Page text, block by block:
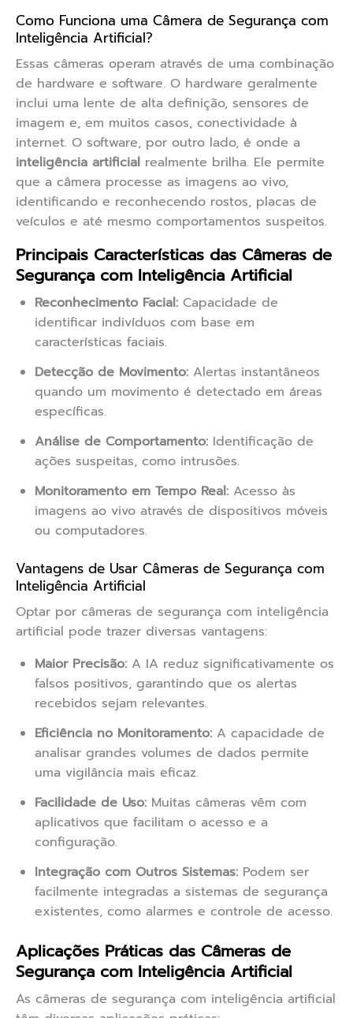
Como Funciona uma Câmera de Segurança com
Inteligência Artificial?
Essas câmeras operam através de uma combinação
de hardware e software. O hardware geralmente
inclui uma lente de alta definição, sensores de
imagem e, em muitos casos, conectividade à
internet. O software, por outro lado, é onde a
inteligência artificial realmente brilha. Ele permite
que a câmera processe as imagens ao vivo,
identificando e reconhecendo rostos, placas de
veículos e até mesmo comportamentos suspeitos.
Principais Características das Câmeras de
Segurança com Inteligência Artificial
Reconhecimento Facial: Capacidade de
identificar indivíduos com base em
características faciais.
Detecção de Movimento: Alertas instantâneos
quando um movimento é detectado em áreas
específicas.
Análise de Comportamento: Identificação de
ações suspeitas, como intrusões.
Monitoramento em Tempo Real: Acesso às
imagens ao vivo através de dispositivos móveis
ou computadores.
Vantagens de Usar Câmeras de Segurança com
Inteligência Artificial
Optar por câmeras de segurança com inteligência
artificial pode trazer diversas vantagens:
Maior Precisão: A IA reduz significativamente os
falsos positivos, garantindo que os alertas
recebidos sejam relevantes.
Eficiência no Monitoramento: A capacidade de
analisar grandes volumes de dados permite
uma vigilância mais eficaz.
Facilidade de Uso: Muitas câmeras vêm com
aplicativos que facilitam o acesso e a
configuração.
Integração com Outros Sistemas: Podem ser
facilmente integradas a sistemas de segurança
existentes, como alarmes e controle de acesso.
Aplicações Práticas das Câmeras de
Segurança com Inteligência Artificial
As câmeras de segurança com inteligência artificial